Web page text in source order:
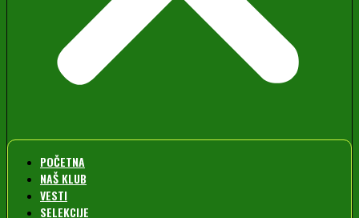
POČETNA
NAŠ KLUB
VESTI
SELEKCIJE